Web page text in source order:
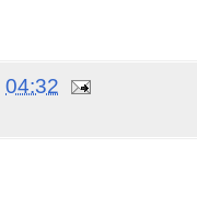
04:32